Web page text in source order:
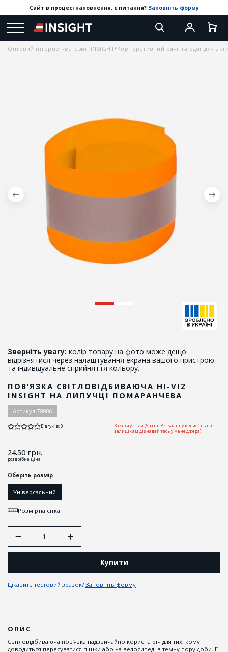
Сайт в процесі наповнення, є питання? Заповніть форму
Оптовий інтернет-магазин INSIGHT Корпоративний одяг та одяг для
Зверніть увагу: колір товару на фото може дещо
відрізнятися через налаштування екрана вашого пристрою
та індивідуальне сприйняття кольору.
ПОВ’ЯЗКА СВІТЛОВІДБИВАЮЧА HI-VIZ
INSIGHT НА ЛИПУЧЦІ ПОМАРАНЧЕВА
Артикул:78086
Відгуків: 0
Закінчується (Увага! Актуальну кількість по
залишкам дізнавайтесь у менеджера)
24.50грн.
роздрібна ціна
Оберіть розмір
Універсальний
Розмірна сітка
Купити
Цікавить тестовий зразок? Заповніть форму
ОПИС
Світловідбиваюча пов’язка надзвичайно корисна річ для тих, кому
доводиться пересуватися пішки або на велосипеді в темну пору доби. Її